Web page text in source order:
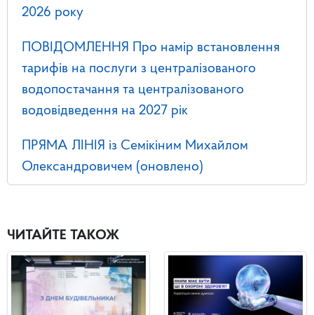
2026 року
ПОВІДОМЛЕННЯ Про намір встановлення
тарифів на послуги з централізованого
водопостачання та централізованого
водовідведення на 2027 рік
ПРЯМА ЛІНІЯ із Семікіним Михайлом
Олександровичем (оновлено)
ЧИТАЙТЕ ТАКОЖ